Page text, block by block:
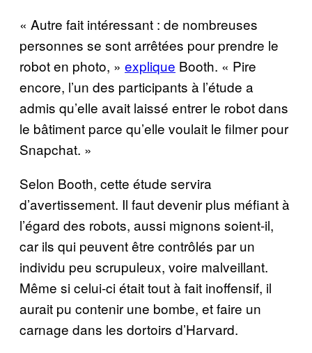
« Autre fait intéressant : de nombreuses
personnes se sont arrêtées pour prendre le
robot en photo, » explique Booth. « Pire
encore, l’un des participants à l’étude a
admis qu’elle avait laissé entrer le robot dans
le bâtiment parce qu’elle voulait le filmer pour
Snapchat. »
Selon Booth, cette étude servira
d’avertissement. Il faut devenir plus méfiant à
l’égard des robots, aussi mignons soient-il,
car ils qui peuvent être contrôlés par un
individu peu scrupuleux, voire malveillant.
Même si celui-ci était tout à fait inoffensif, il
aurait pu contenir une bombe, et faire un
carnage dans les dortoirs d’Harvard.